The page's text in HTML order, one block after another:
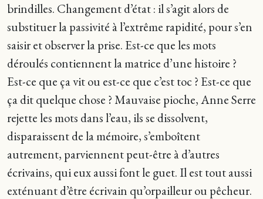
brindilles. Changement d’état : il s’agit alors de
substituer la passivité à l’extrême rapidité, pour s’en
saisir et observer la prise. Est-ce que les mots
déroulés contiennent la matrice d’une histoire ?
Est-ce que ça vit ou est-ce que c’est toc ? Est-ce que
ça dit quelque chose ? Mauvaise pioche, Anne Serre
rejette les mots dans l’eau, ils se dissolvent,
disparaissent de la mémoire, s’emboîtent
autrement, parviennent peut-être à d’autres
écrivains, qui eux aussi font le guet. Il est tout aussi
exténuant d’être écrivain qu’orpailleur ou pêcheur.